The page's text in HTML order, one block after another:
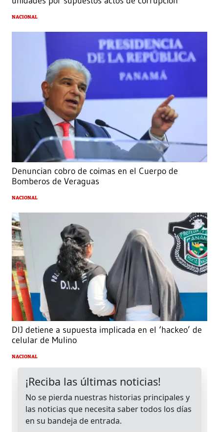
NACIONAL
Denuncian cobro de coimas en el Cuerpo de
Bomberos de Veraguas
NACIONAL
DIJ detiene a supuesta implicada en el ‘hackeo’ de
celular de Mulino
NACIONAL